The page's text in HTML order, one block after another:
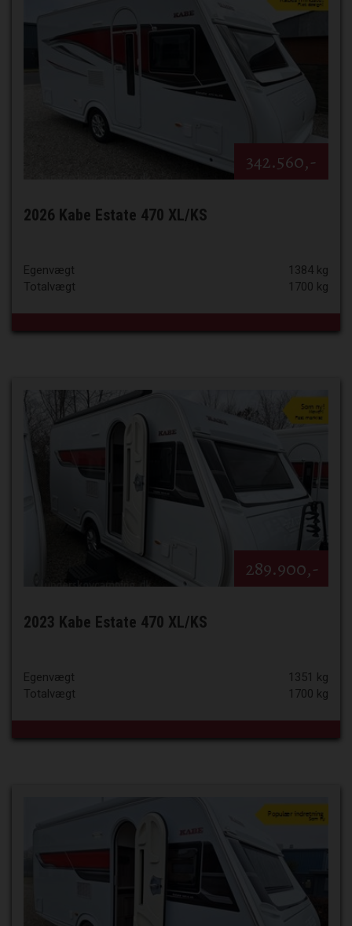
342.560,-
2026 Kabe Estate 470 XL/KS
Egenvægt
1384 kg
Totalvægt
1700 kg
289.900,-
2023 Kabe Estate 470 XL/KS
Egenvægt
1351 kg
Totalvægt
1700 kg